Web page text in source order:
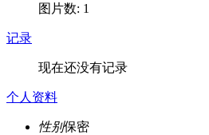
图片数: 1
记录
现在还没有记录
个人资料
性别保密